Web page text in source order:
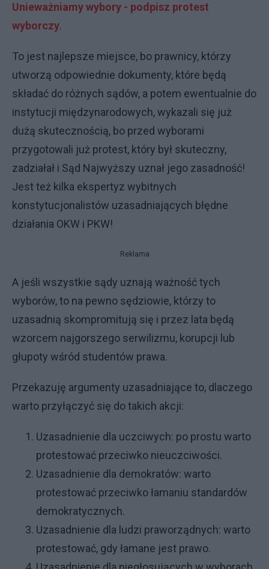
Unieważniamy wybory - podpisz protest
wyborczy.
To jest najlepsze miejsce, bo prawnicy, którzy
utworzą odpowiednie dokumenty, które będą
składać do różnych sądów, a potem ewentualnie do
instytucji międzynarodowych, wykazali się już
dużą skutecznością, bo przed wyborami
przygotowali już protest, który był skuteczny,
zadziałał i Sąd Najwyższy uznał jego zasadność!
Jest też kilka ekspertyz wybitnych
konstytucjonalistów uzasadniających błędne
działania OKW i PKW!
Reklama
A jeśli wszystkie sądy uznają ważność tych
wyborów, to na pewno sędziowie, którzy to
uzasadnią skompromitują się i przez lata będą
wzorcem najgorszego serwilizmu, korupcji lub
głupoty wśród studentów prawa.
Przekazuję argumenty uzasadniające to, dlaczego
warto przyłączyć się do takich akcji:
Uzasadnienie dla uczciwych: po prostu warto
protestować przeciwko nieuczciwości.
Uzasadnienie dla demokratów: warto
protestować przeciwko łamaniu standardów
demokratycznych.
Uzasadnienie dla ludzi praworządnych: warto
protestować, gdy łamane jest prawo.